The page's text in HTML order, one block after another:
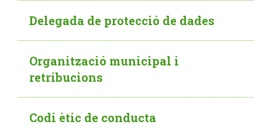
Delegada de protecció de dades
Organització municipal i
retribucions
Codi ètic de conducta